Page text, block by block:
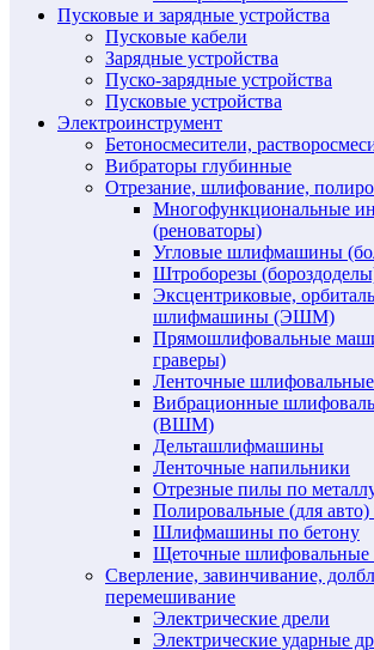
Пусковые и зарядные устройства
Пусковые кабели
Зарядные устройства
Пуско-зарядные устройства
Пусковые устройства
Электроинструмент
Бетоносмесители,
Вибраторы глубинные
Отрезание, шлифование,
Многофункциональные
(реноваторы)
Угловые шлифмашины
Штроборезы
Эксцентриковые,
шлифмашины (ЭШМ)
Прямошлифовальные
граверы)
Ленточные
Вибрационные
(ВШМ)
Дельташлифмашины
Ленточные напильники
Отрезные пилы по
Полировальные (для
Шлифмашины по бетону
Щеточные
Сверление, завинчивание,
перемешивание
Электрические дрели
Электрические ударные